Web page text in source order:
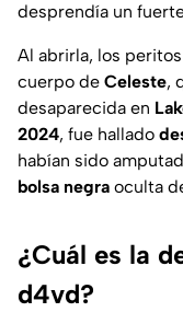
desprendía un
Al abrirla, los
cuerpo de Celeste,
desaparecida en
2024, fue hallado
habían sido
bolsa negra oculta
¿Cuál es la
d4vd?